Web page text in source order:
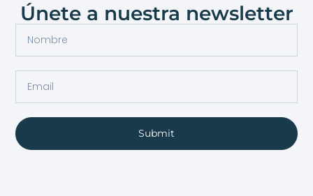
Únete a nuestra newsletter
Submit